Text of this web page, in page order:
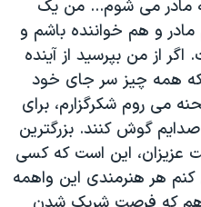
مادر می شوم... من یک
و هم خواننده باشم و
از من بپرسید از آینده
که همه چیز سر جای خود
می روم شکرگزارم، برای
گوش کنند. بزرگترین
عزیزان، این است که کسی
هر هنرمندی این واهمه